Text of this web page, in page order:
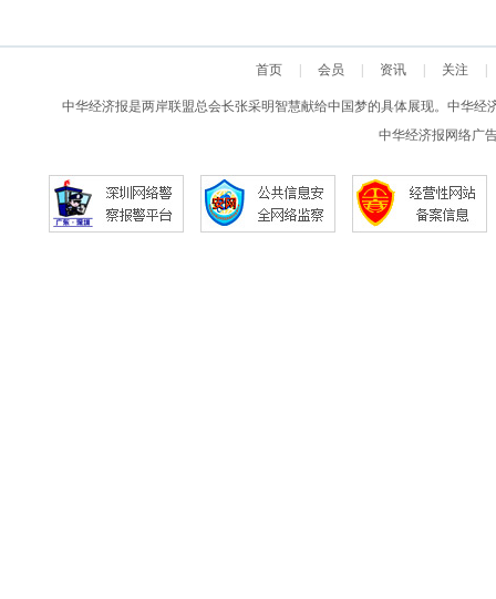
首页 会员 资讯 关注
中华经济报是两岸联盟总会长张采明智慧献给中国梦的具体展现。中华
中华经济报网络广